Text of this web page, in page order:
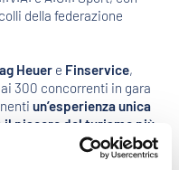
della federazione
Heuere Finservice,
ai 300 concorrenti in gara
un’esperienza unica
il piacere del turismo più
sportiva
, alla scoperta
una particolare allure.